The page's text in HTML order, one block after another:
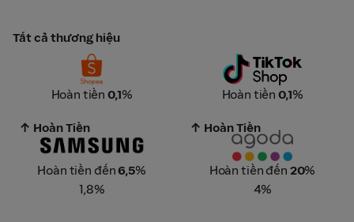
Tất cả thương hiệu
Shopee Official Stores
Hoàn tiền0,1%
TikTok Shop
Hoàn tiền0,1%
SAMSUNG
↑ Hoàn Tiền
Hoàn tiền đến6,5%
1,8%
Agoda
↑ Hoàn Tiền
Hoàn tiền đến 20%
4%